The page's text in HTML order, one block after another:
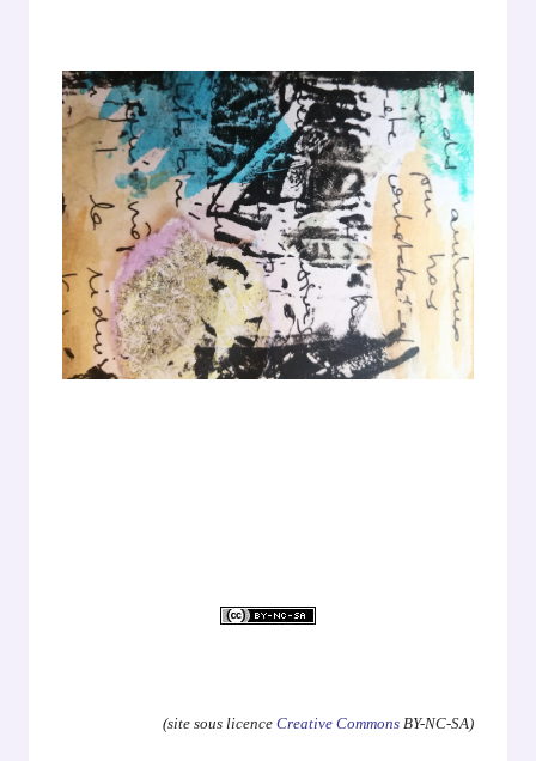
(site sous licence Creative CommonsBY-NC-SA)